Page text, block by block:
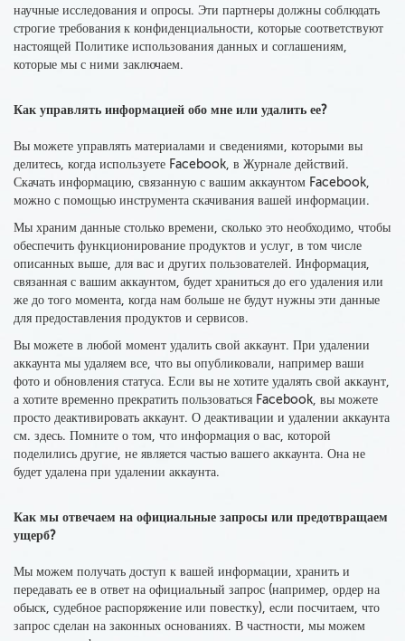
научные исследования и опросы. Эти партнеры должны соблюдать
строгие требования к конфиденциальности, которые соответствуют
настоящей Политике использования данных и соглашениям,
которые мы с ними заключаем.
Как управлять информацией обо мне или удалить ее?
Вы можете управлять материалами и сведениями, которыми вы
делитесь, когда используете Facebook, в Журнале действий.
Скачать информацию, связанную с вашим аккаунтом Facebook,
можно с помощью инструмента скачивания вашей информации.
Мы храним данные столько времени, сколько это необходимо, чтобы
обеспечить функционирование продуктов и услуг, в том числе
описанных выше, для вас и других пользователей. Информация,
связанная с вашим аккаунтом, будет храниться до его удаления или
же до того момента, когда нам больше не будут нужны эти данные
для предоставления продуктов и сервисов.
Вы можете в любой момент удалить свой аккаунт. При удалении
аккаунта мы удаляем все, что вы опубликовали, например ваши
фото и обновления статуса. Если вы не хотите удалять свой аккаунт,
а хотите временно прекратить пользоваться Facebook, вы можете
просто деактивировать аккаунт. О деактивации и удалении аккаунта
см. здесь. Помните о том, что информация о вас, которой
поделились другие, не является частью вашего аккаунта. Она не
будет удалена при удалении аккаунта.
Как мы отвечаем на официальные запросы или предотвращаем
ущерб?
Мы можем получать доступ к вашей информации, хранить и
передавать ее в ответ на официальный запрос (например, ордер на
обыск, судебное распоряжение или повестку), если посчитаем, что
запрос сделан на законных основаниях. В частности, мы можем